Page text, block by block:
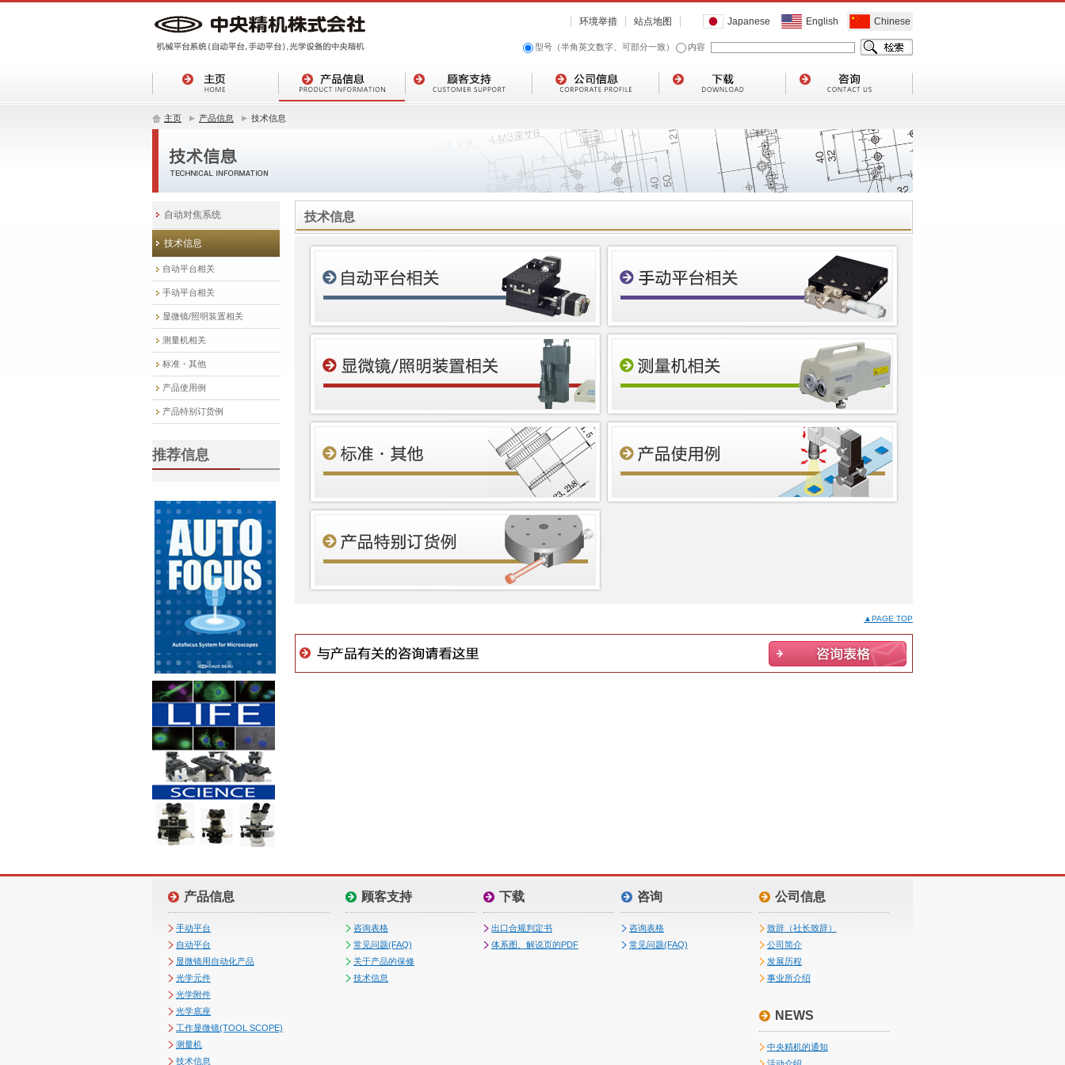
环境举措 站点地图 Japanese English Chinese
型号（半角英文数字、可部分一致） 内容
主页 产品信息 技术信息
技术信息
▲PAGE TOP
自动对焦系统
技术信息
自动平台相关
手动平台相关
显微镜/照明装置相关
测量机相关
标准・其他
产品使用例
产品特别订货例
推荐信息
产品信息
手动平台
自动平台
显微镜用自动化产品
光学元件
光学附件
光学底座
工作显微镜(TOOL SCOPE)
测量机
技术信息
顾客支持
咨询表格
常见问题(FAQ)
关于产品的保修
技术信息
下载
出口合规判定书
体系图、解说页的PDF
咨询
咨询表格
常见问题(FAQ)
公司信息
致辞（社长致辞）
公司简介
发展历程
事业所介绍
NEWS
中央精机的通知